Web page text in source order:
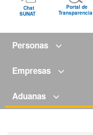
Chat
SUNAT
Portal de
Transparencia
Personas
Empresas
Aduanas